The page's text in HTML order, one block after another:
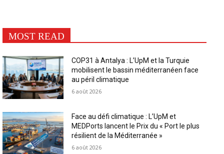
MOST READ
COP31 à Antalya : L’UpM et la Turquie
mobilisent le bassin méditerranéen face
au péril climatique
6 août 2026
Face au défi climatique : L’UpM et
MEDPorts lancent le Prix du « Port le plus
résilient de la Méditerranée »
6 août 2026